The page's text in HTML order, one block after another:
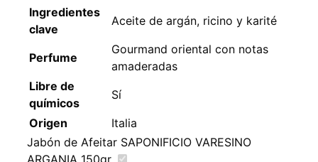
Ingredientes
clave
Aceite de argán, ricino y karité
Perfume
Gourmand oriental con notas
amaderadas
Libre de
químicos
Sí
Origen
Italia
Jabón de Afeitar SAPONIFICIO VARESINO
ARGANIA 150gr